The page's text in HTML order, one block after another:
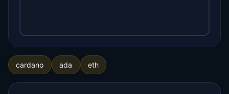
cardano ada eth